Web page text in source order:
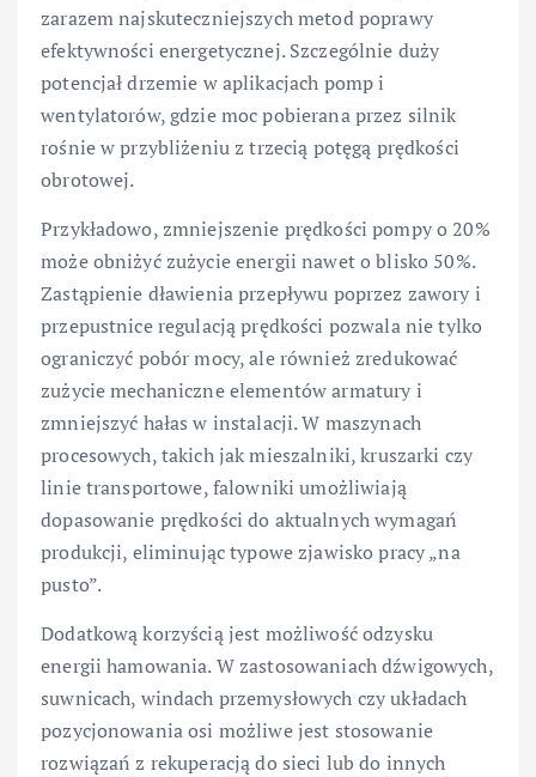
zarazem najskuteczniejszych metod poprawy
efektywności energetycznej. Szczególnie duży
potencjał drzemie w aplikacjach pomp i
wentylatorów, gdzie moc pobierana przez silnik
rośnie w przybliżeniu z trzecią potęgą prędkości
obrotowej.
Przykładowo, zmniejszenie prędkości pompy o 20%
może obniżyć zużycie energii nawet o blisko 50%.
Zastąpienie dławienia przepływu poprzez zawory i
przepustnice regulacją prędkości pozwala nie tylko
ograniczyć pobór mocy, ale również zredukować
zużycie mechaniczne elementów armatury i
zmniejszyć hałas w instalacji. W maszynach
procesowych, takich jak mieszalniki, kruszarki czy
linie transportowe, falowniki umożliwiają
dopasowanie prędkości do aktualnych wymagań
produkcji, eliminując typowe zjawisko pracy „na
pusto”.
Dodatkową korzyścią jest możliwość odzysku
energii hamowania. W zastosowaniach dźwigowych,
suwnicach, windach przemysłowych czy układach
pozycjonowania osi możliwe jest stosowanie
rozwiązań z rekuperacją do sieci lub do innych